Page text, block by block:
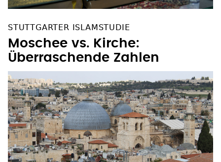
STUTTGARTER ISLAMSTUDIE
Moschee vs. Kirche:
Überraschende Zahlen